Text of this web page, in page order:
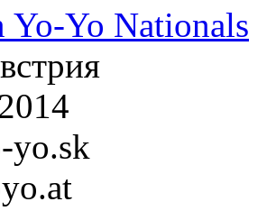
Yo-Yo Nationals
yo.sk